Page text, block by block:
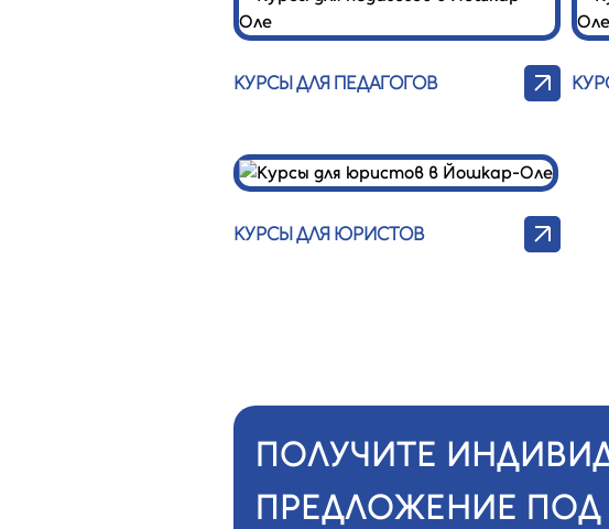
КУРСЫ ДЛЯ ПЕДАГОГОВ
КУРСЫ ДЛЯ ЮРИСТОВ
ПОЛУЧИТЕ
ПРЕДЛОЖЕНИЕ